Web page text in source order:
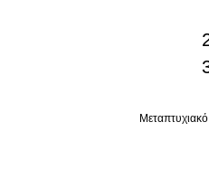
Μεταπτυχιακό